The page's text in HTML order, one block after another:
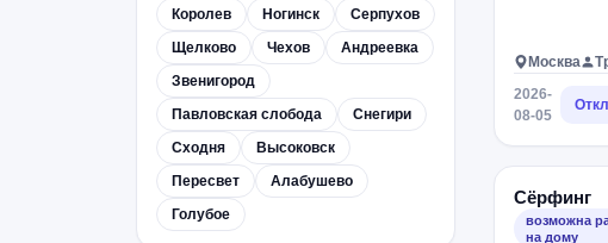
Королев
Ногинск
Серпухов
Щелково
Чехов
Андреевка
Звенигород
Павловская слобода
Снегири
Сходня
Высоковск
Пересвет
Алабушево
Голубое
Москва
2026-
08-05
Сёрфинг
возможна
на дому